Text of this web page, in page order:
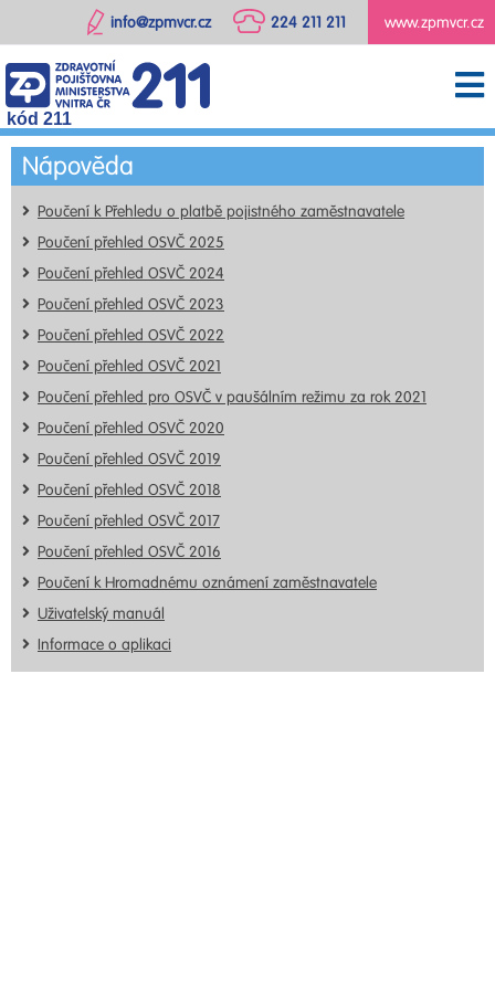
www.zpmvcr.cz
224 211 211
info@zpmvcr.cz
kód 211
Nápověda
Poučení k Přehledu o platbě pojistného zaměstnavatele
Poučení přehled OSVČ 2025
Poučení přehled OSVČ 2024
Poučení přehled OSVČ 2023
Poučení přehled OSVČ 2022
Poučení přehled OSVČ 2021
Poučení přehled pro OSVČ v paušálním režimu za rok 2021
Poučení přehled OSVČ 2020
Poučení přehled OSVČ 2019
Poučení přehled OSVČ 2018
Poučení přehled OSVČ 2017
Poučení přehled OSVČ 2016
Poučení k Hromadnému oznámení zaměstnavatele
Uživatelský manuál
Informace o aplikaci